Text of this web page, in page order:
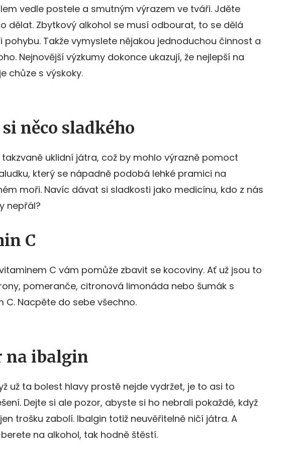
vedle postele a smutným výrazem ve tváři. Jděte
dělat. Zbytkový alkohol se musí odbourat, to se dělá
pohybu. Takže vymyslete nějakou jednoduchou činnost a
Nejnovější výzkumy dokonce ukazují, že nejlepší na
chůze s výskoky.
něco sladkého
uklidní játra, což by mohlo výrazně pomoct
který se nápadně podobá lehké pramici na
moři. Navíc dávat si sladkosti jako medicínu, kdo z nás
nepřál?
C
C vám pomůže zbavit se kocoviny. Ať už jsou to
pomeranče, citronová limonáda nebo šumák s
C. Nacpěte do sebe všechno.
na ibalgin
už ta bolest hlavy prostě nejde vydržet, je to asi to
Dejte si ale pozor, abyste si ho nebrali pokaždé, když
trošku zabolí. Ibalgin totiž neuvěřitelně ničí játra. A
na alkohol, tak hodně štěstí.